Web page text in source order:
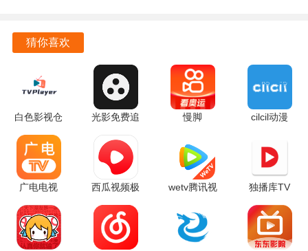
猜你喜欢
白色影视仓
5.0.31_1
安卓版
光影免费追
新版
慢脚
官方版
cilcil动漫
卓版
广电电视
1.9.9 安卓
版
西瓜视频极
速版 10.5.4
红包版
wetv腾讯视
5.22.1.15140
官方版
独播库TV
6.2 安卓版